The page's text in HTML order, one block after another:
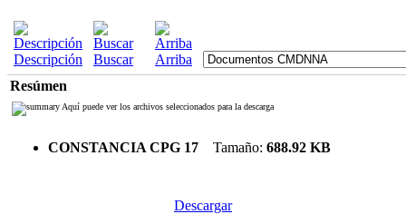
Descripción Buscar
Arriba
Resúmen
Aquí puede ver los archivos seleccionados para la descarga
CONSTANCIA CPG 17 Tamaño: 688.92 KB
Descargar